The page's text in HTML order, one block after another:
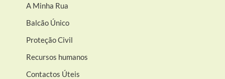
A Minha Rua
Balcão Único
Proteção Civil
Recursos humanos
Contactos Úteis